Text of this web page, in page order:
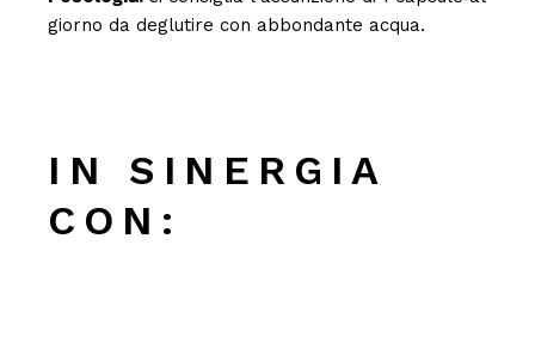
giorno da deglutire con abbondante acqua.
IN SINERGIA
CON: